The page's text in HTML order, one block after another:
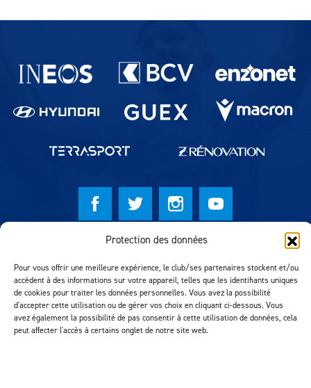
Protection des données
Pour vous offrir une meilleure expérience, le club/ses partenaires stockent et/ou
accèdent à des informations sur votre appareil, telles que les identifiants uniques
de cookies pour traiter les données personnelles. Vous avez la possibilité
d'accepter cette utilisation ou de gérer vos choix en cliquant ci-dessous. Vous
avez également la possibilité de pas consentir à cette utilisation de données, cela
peut affecter l'accès à certains onglet de notre site web.
Partenaires du lausanne-Sport
© Lausanne Sport Football Club 2026
Réalisation MTM Agency